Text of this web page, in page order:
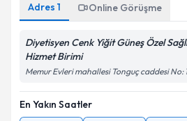
Adres 1 Online Görüşme
Diyetisyen Cenk Yiğit Güneş Özel
Hizmet Birimi
Memur Evleri mahallesi Tonguç caddesi No:
En Yakın Saatler